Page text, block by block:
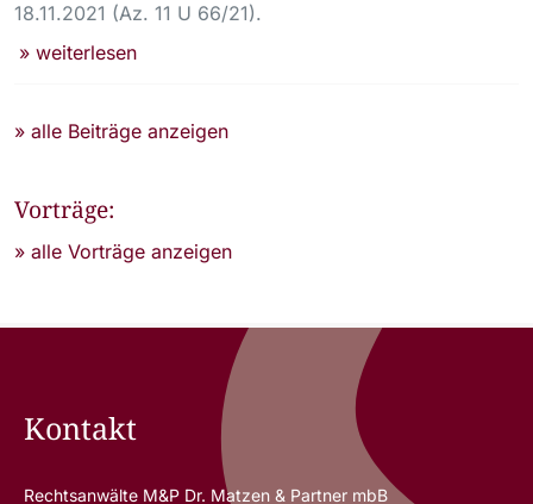
18.11.2021 (Az. 11 U 66/21).
» weiterlesen
» alle Beiträge anzeigen
Vorträge:
» alle Vorträge anzeigen
Kontakt
Rechtsanwälte M&P Dr. Matzen & Partner mbB